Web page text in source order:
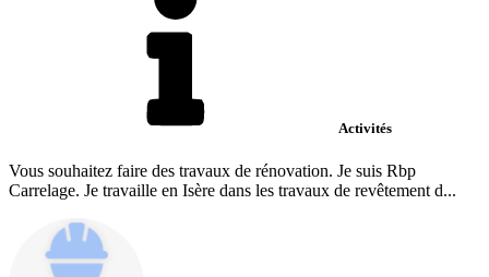
Activités
Vous souhaitez faire des travaux de rénovation. Je suis Rbp
Carrelage. Je travaille en Isère dans les travaux de revêtement d...